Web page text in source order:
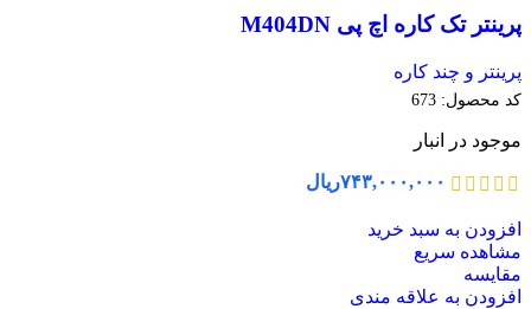
پرینتر تک کاره اچ پی M404DN
پرینتر و چند کاره
کد محصول: 673
موجود در انبار
۷۴۳,۰۰۰,۰۰۰ریال
افزودن به سبد خرید
مشاهده سریع
مقایسه
افزودن به علاقه مندی